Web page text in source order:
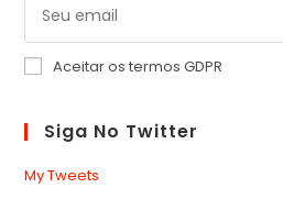
Aceitar os termos GDPR
Siga No Twitter
My Tweets